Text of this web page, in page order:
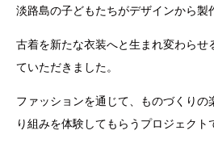
淡路島の子どもたちがデザインから製
古着を新たな衣装へと生まれ変わらせ
ていただきました。
ファッションを通じて、ものづくりの
り組みを体験してもらうプロジェクト